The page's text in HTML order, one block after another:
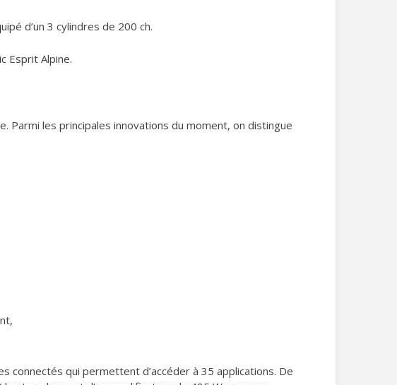
d’un 3 cylindres de 200 ch.
Esprit Alpine.
Parmi les principales innovations du moment, on distingue
connectés qui permettent d’accéder à 35 applications. De